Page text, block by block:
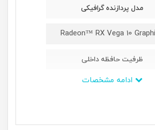
مدل پردازنده گرافیکی
Radeon™ RX Vega 10
ظرفیت حافظه داخلی
یک ترابایت